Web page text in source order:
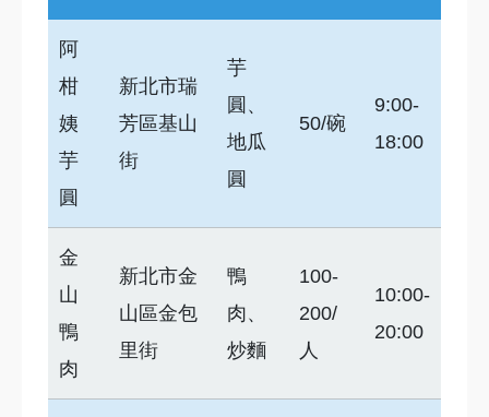
阿
柑
姨
芋
圓
新北市瑞
芳區基山
街
芋
圓、
地瓜
圓
50/碗
9:00-
18:00
金
山
鴨
肉
新北市金
山區金包
里街
鴨
肉、
炒麵
100-
200/
人
10:00-
20:00